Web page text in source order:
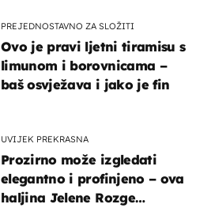
PREJEDNOSTAVNO ZA SLOŽITI
Ovo je pravi ljetni tiramisu s
limunom i borovnicama –
baš osvježava i jako je fin
UVIJEK PREKRASNA
Prozirno može izgledati
elegantno i profinjeno – ova
haljina Jelene Rozge